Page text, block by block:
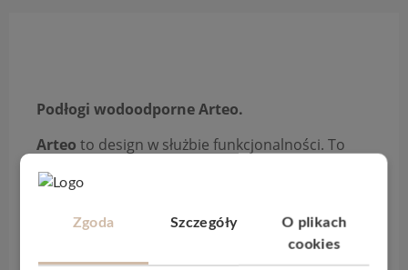
Podłogi wodoodporne Arteo.
Arteo to design w służbie funkcjonalności. To
świadome projektowanie, które uwzględnia
naturalne potrzeby obcowania z doskonałą
formą, dzięki temu otrzymujemy produkt,
którego synchroniczność laminatu wyczuwamy
przy każdym kroku. Jeśli dodamy do tego szeroką
Zgoda Szczegóły
O plikach
cookies